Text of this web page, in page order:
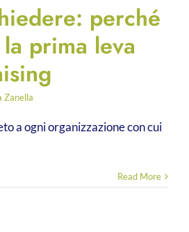
perché
prima leva
Zanella
a ogni organizzazione con cui
Read More